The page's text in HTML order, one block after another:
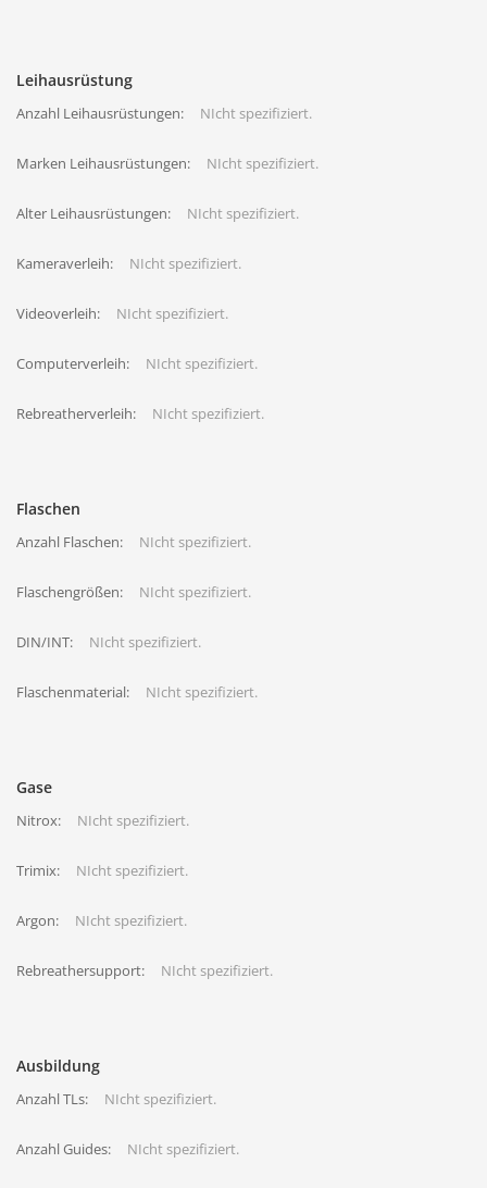
Leihausrüstung
Anzahl Leihausrüstungen: NIcht spezifiziert.
Marken Leihausrüstungen: NIcht spezifiziert.
Alter Leihausrüstungen: NIcht spezifiziert.
Kameraverleih: NIcht spezifiziert.
Videoverleih: NIcht spezifiziert.
Computerverleih: NIcht spezifiziert.
Rebreatherverleih: NIcht spezifiziert.
Flaschen
Anzahl Flaschen: NIcht spezifiziert.
Flaschengrößen: NIcht spezifiziert.
DIN/INT: NIcht spezifiziert.
Flaschenmaterial: NIcht spezifiziert.
Gase
Nitrox: NIcht spezifiziert.
Trimix: NIcht spezifiziert.
Argon: NIcht spezifiziert.
Rebreathersupport: NIcht spezifiziert.
Ausbildung
Anzahl TLs: NIcht spezifiziert.
Anzahl Guides: NIcht spezifiziert.